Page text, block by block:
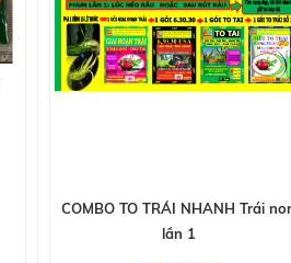
COMBO TO TRÁI NHANH Trái
lần 1